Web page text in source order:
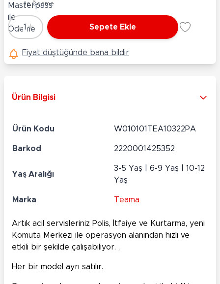
ile Ödeme
Adet
-1 + Sepete Ekle
Fiyat düştüğünde bana bildir
Ürün Bilgisi
Ürün Kodu W010101TEA10322PA
Barkod 2220001425352
Yaş Aralığı
3-5 Yaş | 6-9 Yaş | 10-12
Yaş
Marka Teama
Artık acil servisleriniz Polis, İtfaiye ve Kurtarma, yeni
Komuta Merkezi ile operasyon alanından hızlı ve
etkili bir şekilde çalışabiliyor. ,
Her bir model ayrı satılır.